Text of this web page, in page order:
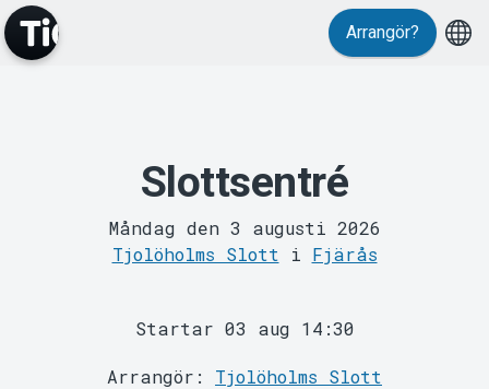
MyTickster
Arrangör?
Slottsentré
Måndag den 3 augusti 2026
Tjolöholms Slott i Fjärås
Startar 03 aug 14:30
Arrangör: Tjolöholms Slott